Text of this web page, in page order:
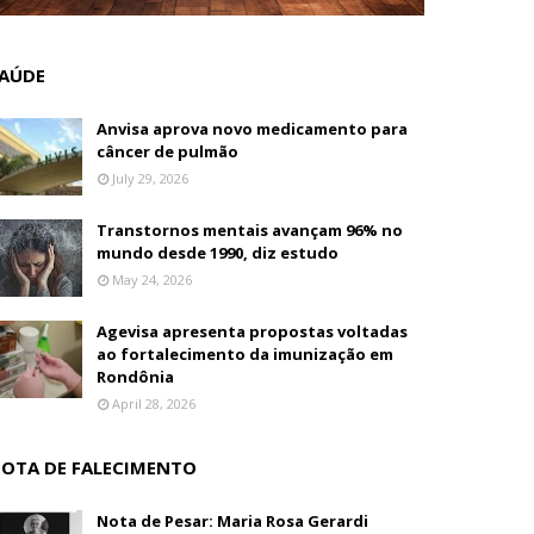
Anvisa aprova novo medicamento para
câncer de pulmão
July 29, 2026
Transtornos mentais avançam 96% no
mundo desde 1990, diz estudo
May 24, 2026
Agevisa apresenta propostas voltadas
ao fortalecimento da imunização em
Rondônia
April 28, 2026
DE FALECIMENTO
Nota de Pesar: Maria Rosa Gerardi